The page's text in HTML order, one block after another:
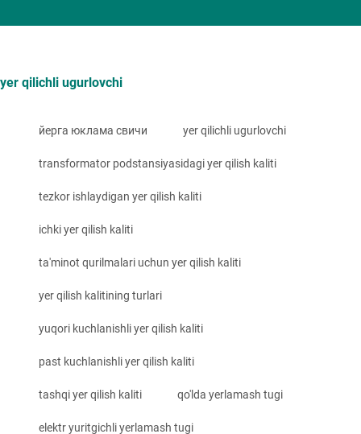
yer qilichli ugurlovchi
йерга юклама свичи yer qilichli ugurlovchi
transformator podstansiyasidagi yer qilish kaliti
tezkor ishlaydigan yer qilish kaliti
ichki yer qilish kaliti
ta'minot qurilmalari uchun yer qilish kaliti
yer qilish kalitining turlari
yuqori kuchlanishli yer qilish kaliti
past kuchlanishli yer qilish kaliti
tashqi yer qilish kaliti qo'lda yerlamash tugi
elektr yuritgichli yerlamash tugi